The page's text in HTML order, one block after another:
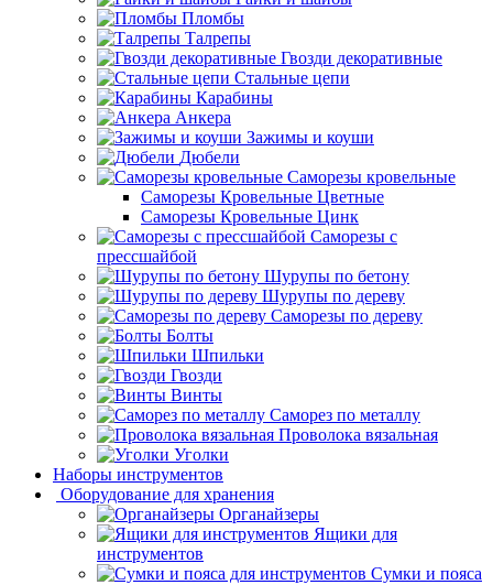
Пломбы
Талрепы
Гвозди декоративные
Стальные цепи
Карабины
Анкера
Зажимы и коуши
Дюбели
Саморезы кровельные
Саморезы Кровельные Цветные
Саморезы Кровельные Цинк
Саморезы с
прессшайбой
Шурупы по бетону
Шурупы по дереву
Саморезы по дереву
Болты
Шпильки
Гвозди
Винты
Саморез по металлу
Проволока вязальная
Уголки
Наборы инструментов
Оборудование для хранения
Органайзеры
Ящики для
инструментов
Сумки и пояса